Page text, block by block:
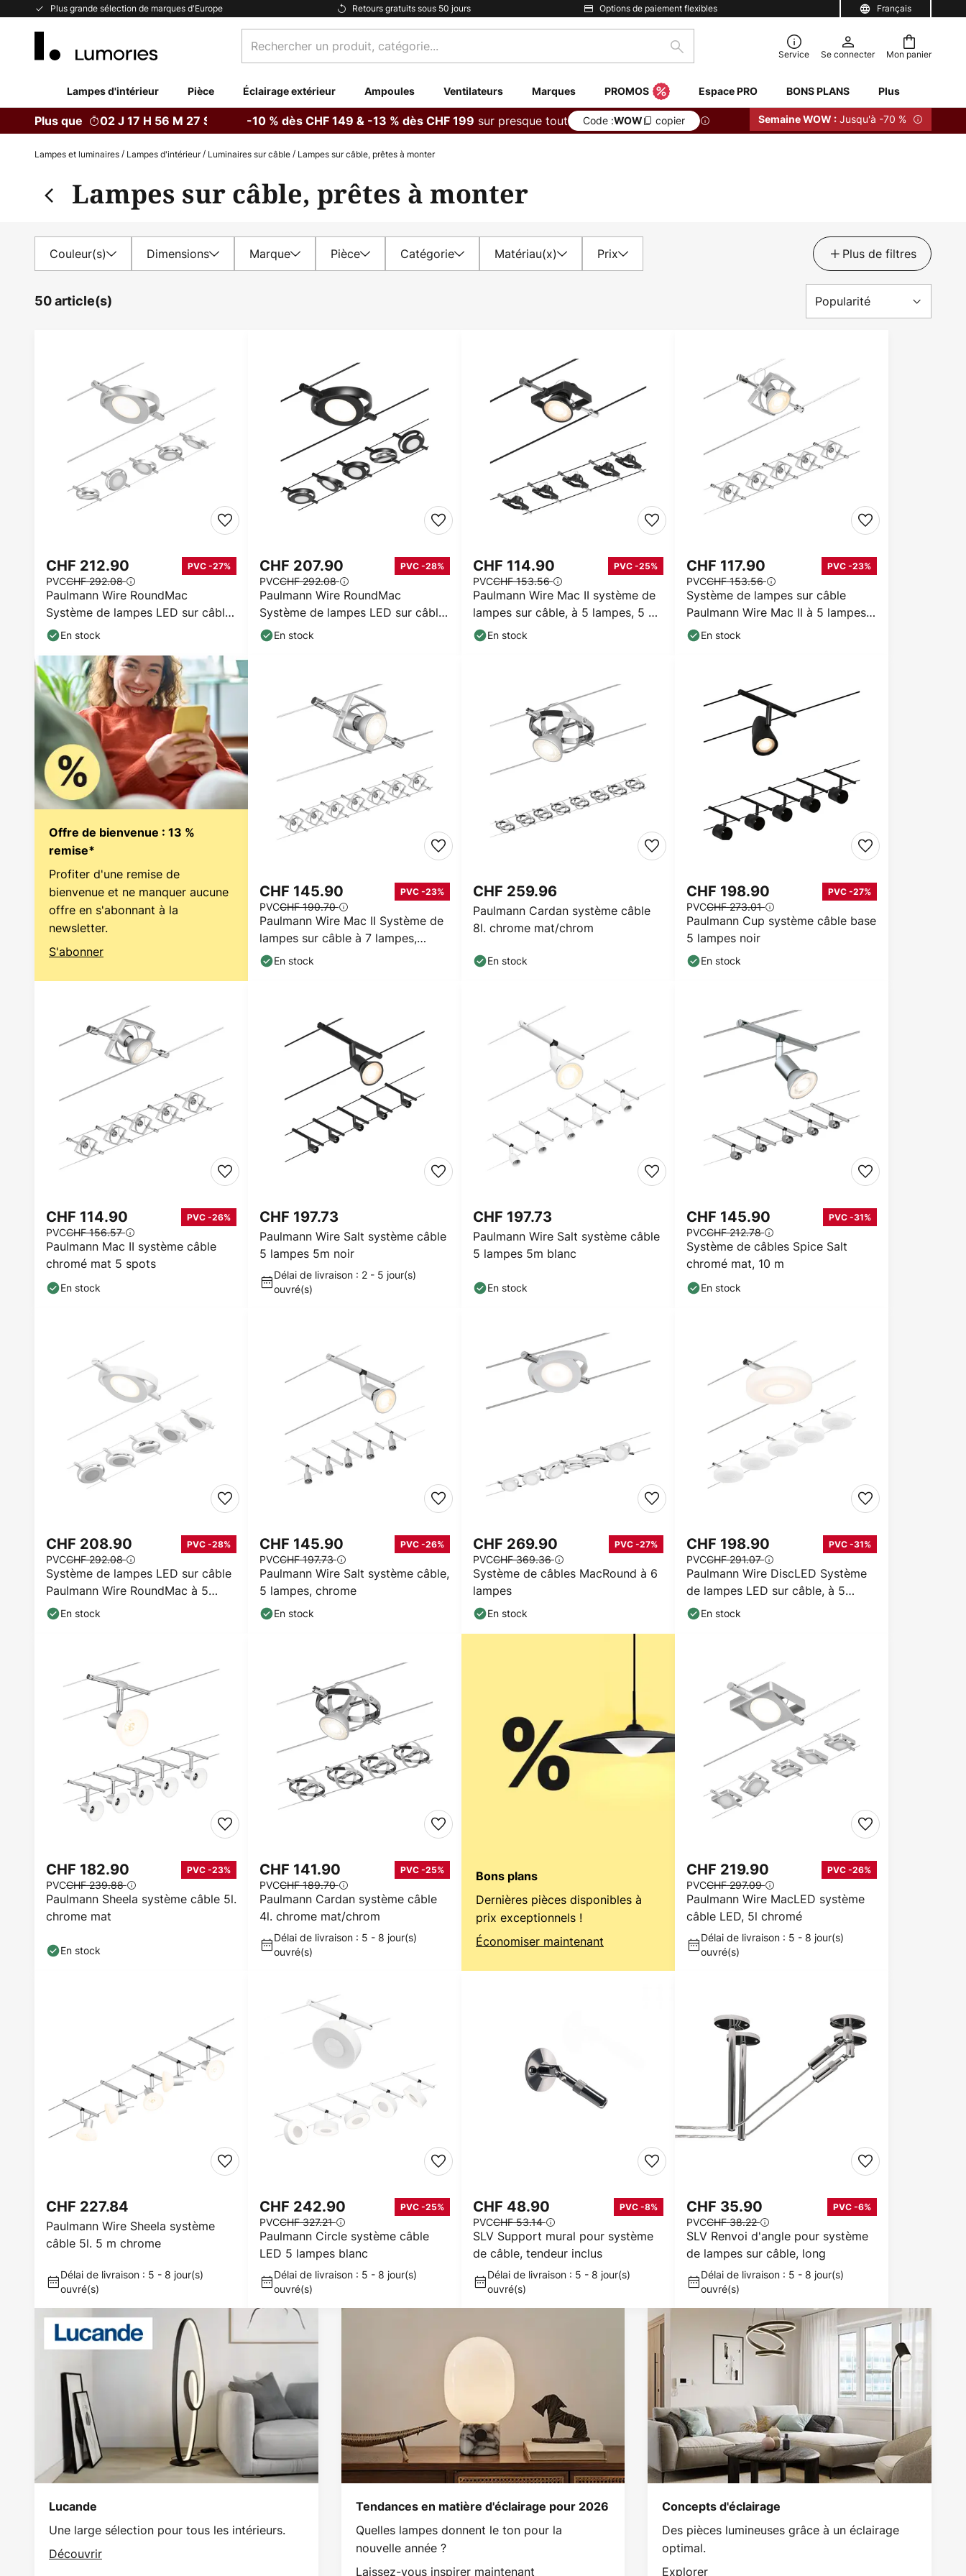
Français
Plus grande sélection de marques d'Europe Retours gratuits sous 50 jours Options de paiement flexibles
Allez
Mon panier
un
catégorie...
Rechercher Service Se connecter
Lampes d'intérieur Pièce Éclairage extérieur Ampoules Ventilateurs Marques PROMOS Espace PRO BONS PLANS Plus
Plus que 02 J 17 H 56 M 26 S -10 % dès CHF 149 & -13 % dès CHF 199 sur presque tout Code :WOW copier Semaine WOW : Jusqu'à -70 %
Lampes et luminaires Lampes d'intérieur Luminaires sur câble Lampes sur câble, prêtes à monter
Lampes sur câble, prêtes à monter
Couleur(s) Dimensions Marque Pièce Catégorie Matériau(x) Prix Plus de filtres
50 article(s)
Paulmann Wire RoundMac
Système de lampes LED sur câble,
à 5 lampes, chromé
CHF 212.90 PVC -27%
PVCCHF 292.08
En stock
Paulmann Wire RoundMac
Système de lampes LED sur câble
à 5 lampes noir
CHF 207.90 PVC -28%
PVCCHF 292.08
En stock
Paulmann Wire Mac II système de
lampes sur câble, à 5 lampes, 5 m,
noir
CHF 114.90 PVC -25%
PVCCHF 153.56
En stock
Système de lampes sur câble
Paulmann Wire Mac II à 5 lampes,
5 m, chrome
CHF 117.90 PVC -23%
PVCCHF 153.56
En stock
Offre de bienvenue : 13 %
remise*
Profiter d'une remise de
bienvenue et ne manquer aucune
offre en s'abonnant à la
newsletter.
S'abonner
Paulmann Wire Mac II Système de
lampes sur câble à 7 lampes,
chromé
CHF 145.90 PVC -23%
PVCCHF 190.70
En stock
Paulmann Cardan système câble
8l. chrome mat/chrom
CHF 259.96
En stock
Paulmann Cup système câble base
5 lampes noir
CHF 198.90 PVC -27%
PVCCHF 273.01
En stock
Paulmann Mac II système câble
chromé mat 5 spots
CHF 114.90 PVC -26%
PVCCHF 156.57
En stock
Paulmann Wire Salt système câble
5 lampes 5m noir
CHF 197.73
Délai de livraison : 2 - 5 jour(s)
ouvré(s)
Paulmann Wire Salt système câble
5 lampes 5m blanc
CHF 197.73
En stock
Système de câbles Spice Salt
chromé mat, 10 m
CHF 145.90 PVC -31%
PVCCHF 212.78
En stock
Système de lampes LED sur câble
Paulmann Wire RoundMac à 5
lampes, blanc
CHF 208.90 PVC -28%
PVCCHF 292.08
En stock
Paulmann Wire Salt système câble,
5 lampes, chrome
CHF 145.90 PVC -26%
PVCCHF 197.73
En stock
Système de câbles MacRound à 6
lampes
CHF 269.90 PVC -27%
PVCCHF 369.36
En stock
Paulmann Wire DiscLED Système
de lampes LED sur câble, à 5
lampes
CHF 198.90 PVC -31%
PVCCHF 291.07
En stock
Paulmann Sheela système câble 5l.
chrome mat
CHF 182.90 PVC -23%
PVCCHF 239.88
En stock
Paulmann Cardan système câble
4l. chrome mat/chrom
CHF 141.90 PVC -25%
PVCCHF 189.70
Délai de livraison : 5 - 8 jour(s)
ouvré(s)
Bons plans
Dernières pièces disponibles à
prix exceptionnels !
Économiser maintenant
Paulmann Wire MacLED système
câble LED, 5l chromé
CHF 219.90 PVC -26%
PVCCHF 297.09
Délai de livraison : 5 - 8 jour(s)
ouvré(s)
Paulmann Wire Sheela système
câble 5l. 5 m chrome
CHF 227.84
Délai de livraison : 5 - 8 jour(s)
ouvré(s)
Paulmann Circle système câble
LED 5 lampes blanc
CHF 242.90 PVC -25%
PVCCHF 327.21
Délai de livraison : 5 - 8 jour(s)
ouvré(s)
SLV Support mural pour système
de câble, tendeur inclus
CHF 48.90 PVC -8%
PVCCHF 53.14
Délai de livraison : 5 - 8 jour(s)
ouvré(s)
SLV Renvoi d'angle pour système
de lampes sur câble, long
CHF 35.90 PVC -6%
PVCCHF 38.22
Délai de livraison : 5 - 8 jour(s)
ouvré(s)
Lucande
Une large sélection pour tous les intérieurs.
Découvrir
Tendances en matière d'éclairage pour 2026
Quelles lampes donnent le ton pour la
nouvelle année ?
Laissez-vous inspirer maintenant
Concepts d'éclairage
Des pièces lumineuses grâce à un éclairage
optimal.
Explorer